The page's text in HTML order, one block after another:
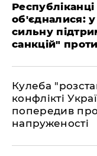
об'єдналися: у
сильну
санкцій" проти
Кулеба
конфлікті
попередив
напруженості